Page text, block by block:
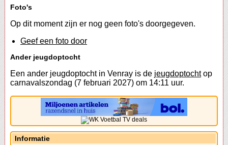
Foto's
Op dit moment zijn er nog geen foto's doorgegeven.
Geef een foto door
Ander jeugdoptocht
Een ander jeugdoptocht in Venray is de jeugdoptochtop
carnavalszondag (7 februari 2027) om 14:11 uur.
Informatie